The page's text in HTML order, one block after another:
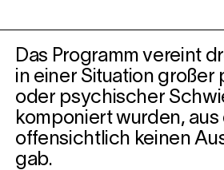
Das Programm vereint
in einer Situation großer
oder psychischer
komponiert wurden, aus
offensichtlich keinen
gab.